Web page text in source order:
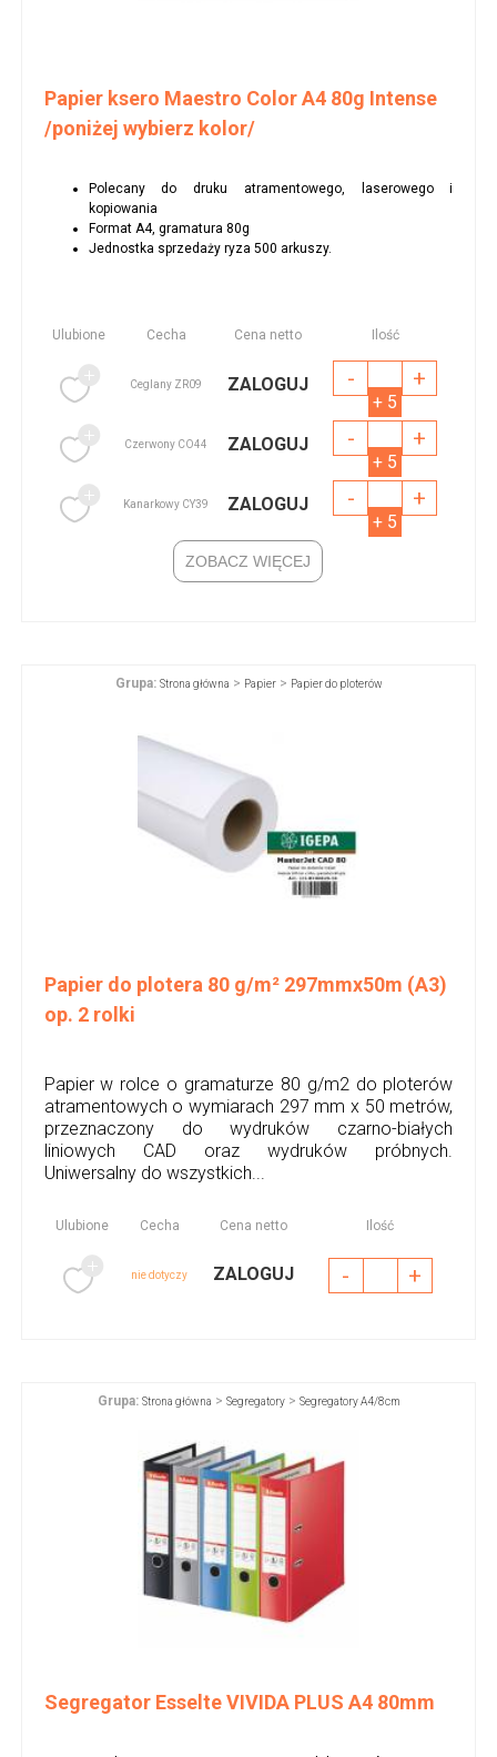
Papier ksero Maestro Color A4 80g Intense
/poniżej wybierz kolor/
Polecany do druku atramentowego, laserowego i
kopiowania
Format A4, gramatura 80g
Jednostka sprzedaży ryza 500 arkuszy.
Ulubione Cecha Cena netto Ilość
Ceglany ZR09 ZALOGUJ - +
+ 5
Czerwony CO44 ZALOGUJ - +
+ 5
Kanarkowy CY39 ZALOGUJ - +
+ 5
ZOBACZ WIĘCEJ
Grupa: Strona główna > Papier> Papier do ploterów
Papier do plotera 80 g/m² 297mmx50m (A3)
op. 2 rolki
Papier w rolce o gramaturze 80 g/m2 do ploterów
atramentowych o wymiarach 297 mm x 50 metrów,
przeznaczony do wydruków czarno-białych
liniowych CAD oraz wydruków próbnych.
Uniwersalny do wszystkich...
Ulubione Cecha Cena netto Ilość
nie dotyczy ZALOGUJ - +
Grupa: Strona główna > Segregatory> Segregatory A4/8cm
Segregator Esselte VIVIDA PLUS A4 80mm